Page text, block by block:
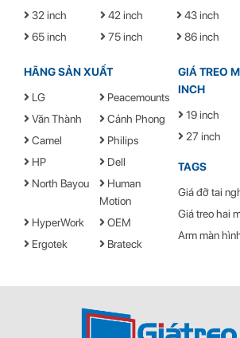
32 inch
42 inch 43 inch
65 inch
75 inch 86 inch
HÃNG SẢN XUẤT
LG
Peacemounts
Văn Thành
Cảnh Phong
Camel
Philips
HP
Dell
North Bayou
Human
Motion
HyperWork
OEM
Ergotek
Brateck
GIÁ TREO
INCH
19 inch
27 inch
TAGS
Giá đỡ tai
Giá treo hai
Arm màn